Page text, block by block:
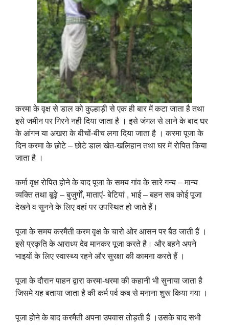
करमा के वृक्ष से डाल को कुल्हाड़ी से एक ही बार में कटा जाता है तथा
इसे जमीन पर गिरने नही दिया जाता है । इसे जंगल से लाने के बाद घर
के आंगन या अखरा के बीचों-बीच लगा दिया जाता है । करमा पूजा के
दिन करमा के छोटे – छोटे डाल खेत-खलिहान तथा घर में रोपित किया
जाता है ।
कर्मा वृक्ष रोपित होने के बाद पूजा के समय गांव के सारे गन्य – मान्य
व्यक्ति तथा बूढ़े – बुजुर्गों, माताएं- बेटियां , भाई – बहन सब कोई पूजा
देखने व सुनने के लिए वहां पर उपस्थित हो जाते हैं।
पूजा के समय करमैती करम वृक्ष के चारो ओर आसन पर बैठ जाती हैं ।
इसे प्रकृति के आराध्य देव मानकर पूजा करते है। और बहने अपने
भाइयों के लिए स्वास्थ्य रहने और सुरक्षा की कामना करते हैं ।
पूजा के दौरान पाहन द्वारा करमा-धरमा की कहानी भी सुनाया जाता है
जिसमे यह बताया जाता है की कर्म पर्व कब से मनाना शुरू किया गया ।
पूजा होने के बाद करमैती अपना उपवास तोड़ती हैं ।उसके बाद सभी